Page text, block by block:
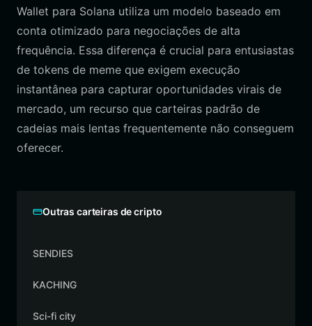
Wallet para Solana utiliza um modelo baseado em
conta otimizado para negociações de alta
frequência. Essa diferença é crucial para entusiastas
de tokens de meme que exigem execução
instantânea para capturar oportunidades virais de
mercado, um recurso que carteiras padrão de
cadeias mais lentas frequentemente não conseguem
oferecer.
Outras carteiras de cripto
SENDIES
KACHING
Sci-fi city